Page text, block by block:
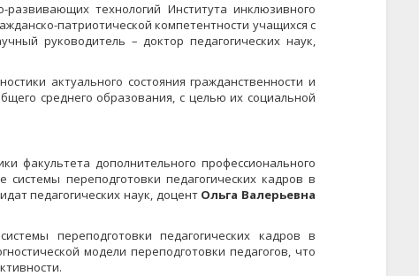
технологий Института инклюзивного
патриотической компетентности учащихся с
руководитель – доктор педагогических наук,
актуального состояния гражданственности и
среднего образования, с целью их социальной
факультета дополнительного профессионального
системы переподготовки педагогических кадров в
педагогических наук, доцент Ольга Валерьевна
переподготовки педагогических кадров в
модели переподготовки педагогов, что